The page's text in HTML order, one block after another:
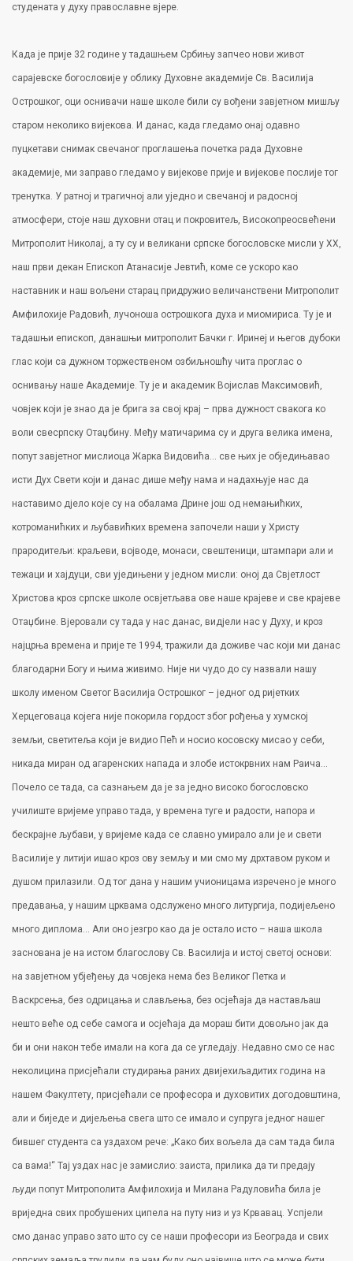
студената у духу православне вјере.
Када је прије 32 године у тадашњем Србињу запчео нови живот
сарајевске богословије у облику Духовне академије Св. Василија
Острошког, оци оснивачи наше школе били су вођени завјетном мишљу
старом неколико вијекова. И данас, када гледамо онај одавно
пуцкетави снимак свечаног проглашења почетка рада Духовне
академије, ми заправо гледамо у вијекове прије и вијекове послије тог
тренутка. У ратној и трагичној али уједно и свечаној и радосној
атмосфери, стоје наш духовни отац и покровитељ, Високопреосвећени
Митрополит Николај, а ту су и великани српске богословске мисли у ХХ,
наш први декан Епископ Атанасије Јевтић, коме се ускоро као
наставник и наш вољени старац придружио величанствени Митрополит
Амфилохије Радовић, лучоноша острошкога духа и миомириса. Ту је и
тадашњи епископ, данашњи митрополит Бачки г. Иринеј и његов дубоки
глас који са дужном торжественом озбиљношћу чита проглас о
оснивању наше Академије. Ту је и академик Војислав Максимовић,
човјек који је знао да је брига за свој крај – прва дужност свакога ко
воли свесрпску Отаџбину. Међу матичарима су и друга велика имена,
попут завјетног мислиоца Жарка Видовића… све њих је обједињавао
исти Дух Свети који и данас дише међу нама и надахњује нас да
наставимо дјело које су на обалама Дрине још од немањићких,
котроманићких и љубавићких времена започели наши у Христу
прародитељи: краљеви, војводе, монаси, свештеници, штампари али и
тежаци и хајдуци, сви уједињени у једном мисли: оној да Свјетлост
Христова кроз српске школе освјетљава ове наше крајеве и све крајеве
Отаџбине. Вјеровали су тада у нас данас, видјели нас у Духу, и кроз
најцрња времена и прије те 1994, тражили да доживе час који ми данас
благодарни Богу и њима живимо. Није ни чудо до су назвали нашу
школу именом Светог Василија Острошког – једног од ријетких
Херцеговаца којега није покорила гордост због рођења у хумској
земљи, светитеља који је видио Пећ и носио косовску мисао у себи,
никада миран од агаренских напада и злобе истокрвних нам Раича…
Почело се тада, са сазнањем да је за једно високо богословско
училиште вријеме управо тада, у времена туге и радости, напора и
бескрајне љубави, у вријеме када се славно умирало али је и свети
Василије у литији ишао кроз ову земљу и ми смо му дрхтавом руком и
душом прилазили. Од тог дана у нашим учионицама изречено је много
предавања, у нашим црквама одслужено много литургија, подијељено
много диплома… Али оно језгро као да је остало исто – наша школа
заснована је на истом благослову Св. Василија и истој светој основи:
на завјетном убјеђењу да човјека нема без Великог Петка и
Васкрсења, без одрицања и слављења, без осјећаја да настављаш
нешто веће од себе самога и осјећаја да мораш бити довољно јак да
би и они након тебе имали на кога да се угледају. Недавно смо се нас
неколицина присјећали студирања раних двијехиљадитих година на
нашем Факултету, присјећали се професора и духовитих догодовштина,
али и биједе и дијељења свега што се имало и супруга једног нашег
бившег студента са уздахом рече: „Како бих вољела да сам тада била
са вама!“ Тај уздах нас је замислио: заиста, прилика да ти предају
људи попут Митрополита Амфилохија и Милана Радуловића била је
вриједна свих пробушених ципела на путу низ и уз Крвавац. Успјели
смо данас управо зато што су се наши професори из Београда и свих